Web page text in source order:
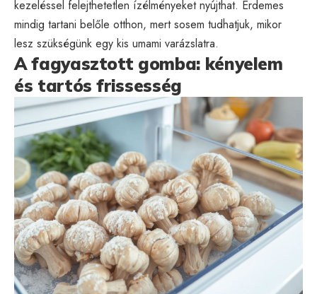
kezeléssel felejthetetlen ízélményeket nyújthat. Érdemes
mindig tartani belőle otthon, mert sosem tudhatjuk, mikor
lesz szükségünk egy kis umami varázslatra.
A fagyasztott gomba: kényelem
és tartós frissesség